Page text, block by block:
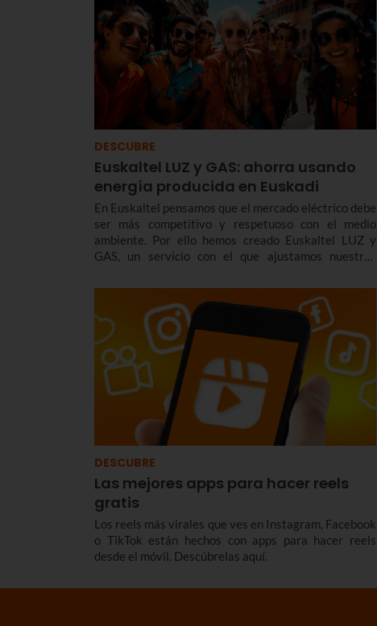
DESCUBRE
Euskaltel LUZ y GAS: ahorra usando
energía producida en Euskadi
En Euskaltel pensamos que el mercado eléctrico debe
ser más competitivo y respetuoso con el medio
ambiente. Por ello hemos creado Euskaltel LUZ y
GAS, un servicio con el que ajustamos nuestras
mercado pero sin renunciar a la sostenibilidad. Y hay
descuento para los que ya son clientes de Euskaltel.
DESCUBRE
Las mejores apps para hacer reels
gratis
Los reels más virales que ves en Instagram, Facebook
o TikTok están hechos con apps para hacer reels
desde el móvil. Descúbrelas aquí.